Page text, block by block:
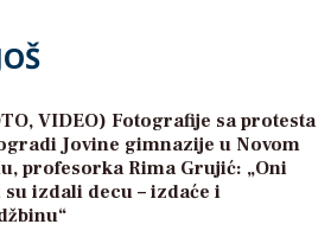
VIDEO) Fotografije sa protesta
Jovine gimnazije u Novom
profesorka Rima Grujić: „Oni
izdali decu – izdaće i